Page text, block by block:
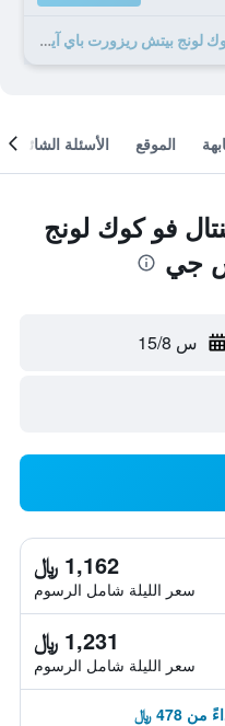
58 صفقة إضافية لـ إنتركونتننتال فو كوك لونج بيتش ريزورت باي آيتش جي
الموقع الأسئلة الشائعة
فو كوك لونج
جي
س 15/8
1,162 ﷼
سعر الليلة شامل الرسوم
1,231 ﷼
سعر الليلة شامل الرسوم